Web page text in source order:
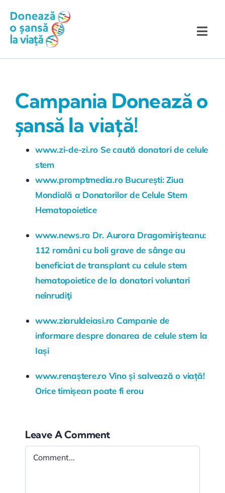
content
Toggle
Povești de eroi
Ce trebuie să știi
Campania Donează o
șansă la viață!
www.zi-de-zi.ro Se caută donatori de celule
stem
www.promptmedia.ro București: Ziua
Mondială a Donatorilor de Celule Stem
Hematopoietice
www.news.ro Dr. Aurora Dragomirişteanu:
112 români cu boli grave de sânge au
beneficiat de transplant cu celule stem
hematopoietice de la donatori voluntari
neînrudiţi
www.ziaruldeiasi.ro Campanie de
informare despre donarea de celule stem la
Iași
www.renaștere.ro Vino și salvează o viață!
Orice timișean poate fi erou
Leave A Comment
Comment